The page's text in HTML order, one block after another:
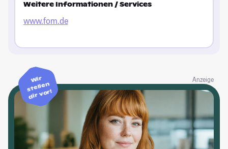
Weitere Informationen / Services
www.fom.de
Anzeige
Wir
stellen
dir vor!